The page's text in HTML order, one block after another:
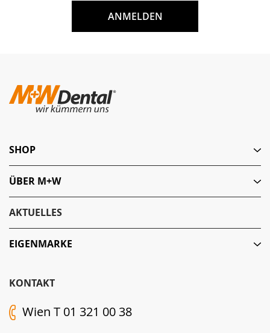
ANMELDEN
KONTAKT
Wien T 01 321 00 38
SHOP
ÜBER M+W
AKTUELLES
EIGENMARKE